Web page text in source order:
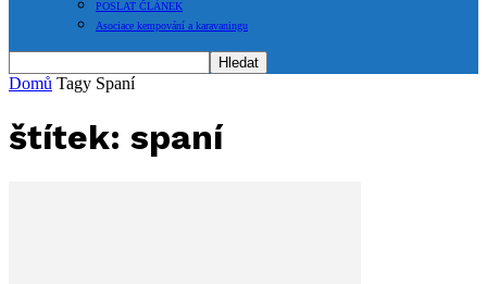
POSLAT ČLÁNEK
Asociace kempování a karavaningu
Domů Tagy Spaní
štítek: spaní